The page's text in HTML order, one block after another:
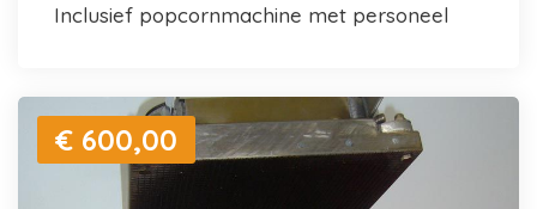
inclusief popcornmachine met personeel
€ 600,00